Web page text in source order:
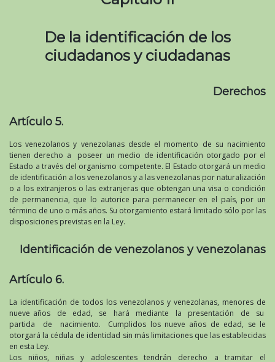
De la identificación de los
ciudadanos y ciudadanas
Derechos
Artículo 5.
Los venezolanos y venezolanas desde el momento de su nacimiento
tienen derecho a poseer un medio de identificación otorgado por el
Estado a través del organismo competente. El Estado otorgará un medio
de identificación a los venezolanos y a las venezolanas por naturalización
o a los extranjeros o las extranjeras que obtengan una visa o condición
de permanencia, que lo autorice para permanecer en el país, por un
término de uno o más años. Su otorgamiento estará limitado sólo por las
disposiciones previstas en la Ley.
Identificación de venezolanos y venezolanas
Artículo 6.
La identificación de todos los venezolanos y venezolanas, menores de
nueve años de edad, se hará mediante la presentación de su
partida de nacimiento. Cumplidos los nueve años de edad, se le
otorgará la cédula de identidad sin más limitaciones que las establecidas
en esta Ley.
Los niños, niñas y adolescentes tendrán derecho a tramitar el